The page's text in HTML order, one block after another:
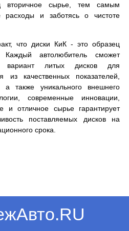
вторичное сырье, тем самым
расходы и заботясь о чистоте
что диски КиК - это образец
Каждый автолюбитель сможет
вариант литых дисков для
из качественных показателей,
а также уникального внешнего
современные инновации,
и отличное сырье гарантирует
поставляемых дисков на
срока.